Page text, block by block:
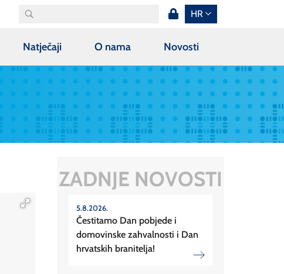
HR
Natječaji O nama Novosti
ZADNJE NOVOSTI
5.8.2026.
Čestitamo Dan pobjede i
domovinske zahvalnosti i Dan
hrvatskih branitelja!